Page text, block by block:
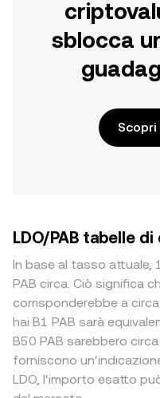
sblocca
Scopri
LDO/PAB tabelle
In base al tasso attuale,
PAB circa. Ciò significa
corrisponderebbe a
hai B1 PAB sarà
B50 PAB sarebbero
forniscono
LDO, l'importo esatto